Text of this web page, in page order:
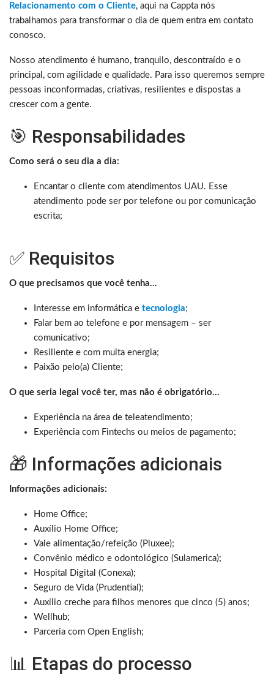
Relacionamento com o Cliente, aqui na Cappta nós
trabalhamos para transformar o dia de quem entra em contato
conosco.
Nosso atendimento é humano, tranquilo, descontraído e o
principal, com agilidade e qualidade. Para isso queremos sempre
pessoas inconformadas, criativas, resilientes e dispostas a
crescer com a gente.
🎯 Responsabilidades
Como será o seu dia a dia:
Encantar o cliente com atendimentos UAU. Esse
atendimento pode ser por telefone ou por comunicação
escrita;
✅ Requisitos
O que precisamos que você tenha…
Interesse em informática e tecnologia;
Falar bem ao telefone e por mensagem – ser
comunicativo;
Resiliente e com muita energia;
Paixão pelo(a) Cliente;
O que seria legal você ter, mas não é obrigatório…
Experiência na área de teleatendimento;
Experiência com Fintechs ou meios de pagamento;
🎁 Informações adicionais
Informações adicionais:
Home Office;
Auxílio Home Office;
Vale alimentação/refeição (Pluxee);
Convênio médico e odontológico (Sulamerica);
Hospital Digital (Conexa);
Seguro de Vida (Prudential);
Auxílio creche para filhos menores que cinco (5) anos;
Wellhub;
Parceria com Open English;
📊 Etapas do processo